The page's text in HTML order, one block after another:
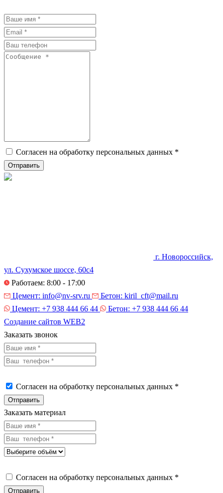
Согласен на обработку персональных данных *
г. Новороссийск,
ул. Сухумское шоссе, 60с4
Работаем: 8:00 - 17:00
Цемент: info@nv-srv.ru Бетон: kiril_cft@mail.ru
Цемент: +7 938 444 66 44 Бетон: +7 938 444 66 44
Создание сайтов WEB2
Заказать звонок
Согласен на обработку персональных данных *
Заказать материал
Согласен на обработку персональных данных *